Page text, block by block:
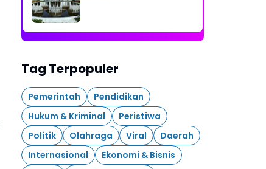
Tag Terpopuler
Pemerintah
Pendidikan
Hukum & Kriminal
Peristiwa
Politik
Olahraga Viral
Daerah
Internasional
Ekonomi & Bisnis